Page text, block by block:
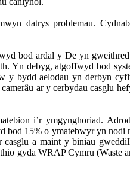
datrys problemau.
bod ardal y De yn
Yn debyg, atgoffwyd bod
y bydd aelodau yn derbyn
ar y cerbydau casglu
i’r ymgynghoriad.
15% o ymatebwyr yn nodi
casglu a maint y biniau
gyda WRAP Cymru (Waste